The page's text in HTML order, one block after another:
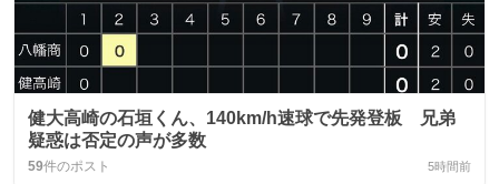
健大高崎の石垣くん、140km/h速球で先発登板 兄弟
疑惑は否定の声が多数
59件のポスト 5時間前